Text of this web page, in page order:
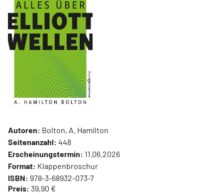
Autoren: Bolton, A. Hamilton
Seitenanzahl: 448
Erscheinungstermin: 11.06.2026
Format: Klappenbroschur
ISBN: 978-3-68932-073-7
Preis: 39,90 €